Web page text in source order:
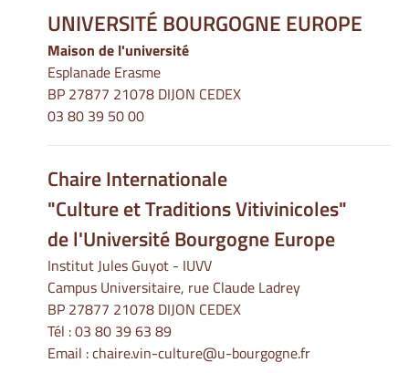
UNIVERSITÉ BOURGOGNE EUROPE
Maison de l'université
Esplanade Erasme
BP 27877 21078 DIJON CEDEX
03 80 39 50 00
Chaire Internationale
"Culture et Traditions Vitivinicoles"
de l'Université Bourgogne Europe
Institut Jules Guyot - IUVV
Campus Universitaire, rue Claude Ladrey
BP 27877 21078 DIJON CEDEX
Tél :03 80 39 63 89
Email :chaire.vin-culture@u-bourgogne.fr